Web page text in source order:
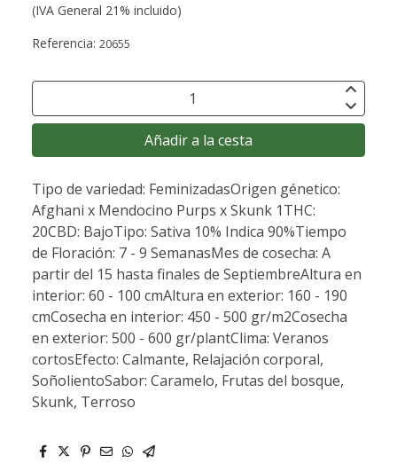
(IVA General 21% incluido)
Referencia: 20655
Añadir a la cesta
Tipo de variedad: FeminizadasOrigen génetico:
Afghani x Mendocino Purps x Skunk 1THC:
20CBD: BajoTipo: Sativa 10% Indica 90%Tiempo
de Floración: 7 - 9 SemanasMes de cosecha: A
partir del 15 hasta finales de SeptiembreAltura en
interior: 60 - 100 cmAltura en exterior: 160 - 190
cmCosecha en interior: 450 - 500 gr/m2Cosecha
en exterior: 500 - 600 gr/plantClima: Veranos
cortosEfecto: Calmante, Relajación corporal,
SoñolientoSabor: Caramelo, Frutas del bosque,
Skunk, Terroso